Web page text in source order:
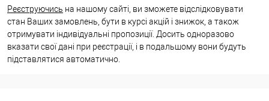
Реєструючись на нашому сайті, ви зможете відслідковувати
стан Ваших замовлень, бути в курсі акцій і знижок, а також
отримувати індивідуальні пропозиції. Досить одноразово
вказати свої дані при реєстрації, і в подальшому вони будуть
підставлятися автоматично.